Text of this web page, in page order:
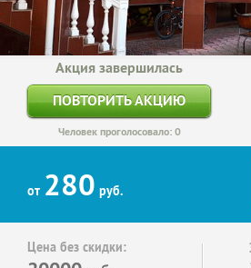
Акция завершилась
ПОВТОРИТЬ АКЦИЮ
Человек проголосовало: 0
от 280 руб.
Цена без скидки: